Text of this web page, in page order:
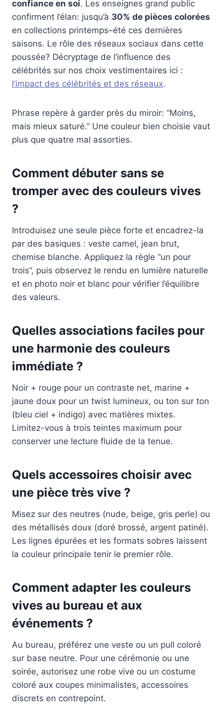
confiance en soi. Les enseignes grand public
confirment l’élan: jusqu’à 30% de pièces colorées
en collections printemps–été ces dernières
saisons. Le rôle des réseaux sociaux dans cette
poussée? Décryptage de l’influence des
célébrités sur nos choix vestimentaires ici :
l’impact des célébrités et des réseaux.
Phrase repère à garder près du miroir: “Moins,
mais mieux saturé.” Une couleur bien choisie vaut
plus que quatre mal assorties.
Comment débuter sans se
tromper avec des couleurs vives
?
Introduisez une seule pièce forte et encadrez-la
par des basiques : veste camel, jean brut,
chemise blanche. Appliquez la règle “un pour
trois”, puis observez le rendu en lumière naturelle
et en photo noir et blanc pour vérifier l’équilibre
des valeurs.
Quelles associations faciles pour
une harmonie des couleurs
immédiate ?
Noir + rouge pour un contraste net, marine +
jaune doux pour un twist lumineux, ou ton sur ton
(bleu ciel + indigo) avec matières mixtes.
Limitez-vous à trois teintes maximum pour
conserver une lecture fluide de la tenue.
Quels accessoires choisir avec
une pièce très vive ?
Misez sur des neutres (nude, beige, gris perle) ou
des métallisés doux (doré brossé, argent patiné).
Les lignes épurées et les formats sobres laissent
la couleur principale tenir le premier rôle.
Comment adapter les couleurs
vives au bureau et aux
événements ?
Au bureau, préférez une veste ou un pull coloré
sur base neutre. Pour une cérémonie ou une
soirée, autorisez une robe vive ou un costume
coloré aux coupes minimalistes, accessoires
discrets en contrepoint.